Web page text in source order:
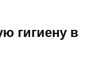
гигиену в